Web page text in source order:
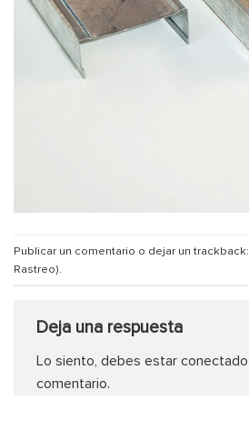
Publicar un comentario o dejar un trackback:
Rastreo).
Deja una respuesta
Lo siento, debes estar conectado
comentario.